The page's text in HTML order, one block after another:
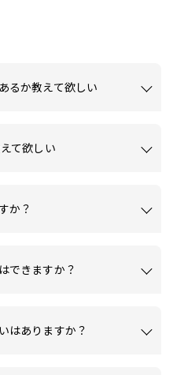
るか教えて欲しい
て欲しい
か？
できますか？
はありますか？